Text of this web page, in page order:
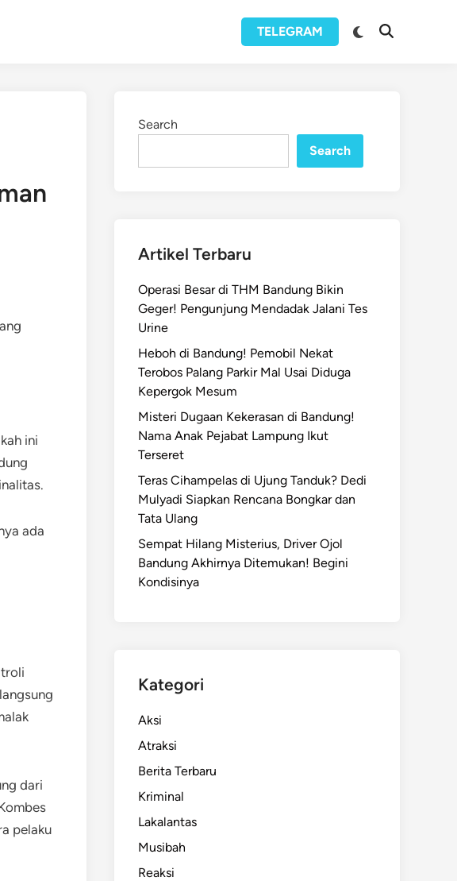
TELEGRAM
Switch
Open
ini
ada
dari
pelaku
Search
Search
Artikel Terbaru
Operasi Besar di THM Bandung Bikin
Geger! Pengunjung Mendadak Jalani Tes
Urine
Heboh di Bandung! Pemobil Nekat
Terobos Palang Parkir Mal Usai Diduga
Kepergok Mesum
Misteri Dugaan Kekerasan di Bandung!
Nama Anak Pejabat Lampung Ikut
Terseret
Teras Cihampelas di Ujung Tanduk? Dedi
Mulyadi Siapkan Rencana Bongkar dan
Tata Ulang
Sempat Hilang Misterius, Driver Ojol
Bandung Akhirnya Ditemukan! Begini
Kondisinya
Kategori
Aksi
Atraksi
Berita Terbaru
Kriminal
Lakalantas
Musibah
Reaksi